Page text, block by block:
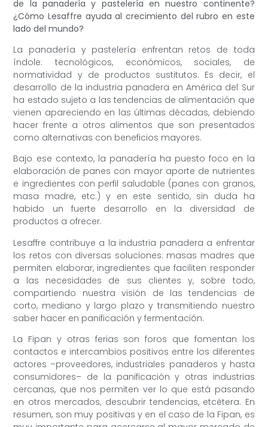
de la panadería y pastelería en nuestro continente?
¿Cómo Lesaffre ayuda al crecimiento del rubro en este
lado del mundo?
La panadería y pastelería enfrentan retos de toda
índole: tecnológicos, económicos, sociales, de
normatividad y de productos sustitutos. Es decir, el
desarrollo de la industria panadera en América del Sur
ha estado sujeto a las tendencias de alimentación que
vienen apareciendo en las últimas décadas, debiendo
hacer frente a otros alimentos que son presentados
como alternativas con beneficios mayores.
Bajo ese contexto, la panadería ha puesto foco en la
elaboración de panes con mayor aporte de nutrientes
e ingredientes con perfil saludable (panes con granos,
masa madre, etc.) y en este sentido, sin duda ha
habido un fuerte desarrollo en la diversidad de
productos a ofrecer.
Lesaffre contribuye a la industria panadera a enfrentar
los retos con diversas soluciones: masas madres que
permiten elaborar, ingredientes que faciliten responder
a las necesidades de sus clientes y, sobre todo,
compartiendo nuestra visión de las tendencias de
corto, mediano y largo plazo y transmitiendo nuestro
saber hacer en panificación y fermentación.
La Fipan y otras ferias son foros que fomentan los
contactos e intercambios positivos entre los diferentes
actores –proveedores, industriales panaderos y hasta
consumidores– de la panificación y otras industrias
cercanas, que nos permiten ver lo que está pasando
en otros mercados, descubrir tendencias, etcétera. En
resumen, son muy positivas y en el caso de la Fipan, es